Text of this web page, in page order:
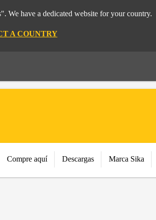
We have a dedicated website for your country.
A COUNTRY
Compre aquí Descargas Marca Sika